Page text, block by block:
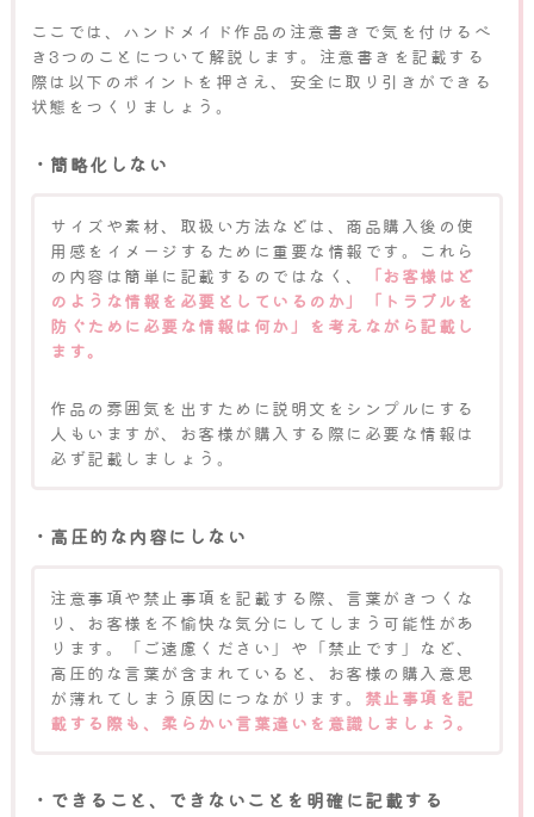
ここでは、ハンドメイド作品の注意書きで気を付けるべ
き3つのことについて解説します。注意書きを記載する
際は以下のポイントを押さえ、安全に取り引きができる
状態をつくりましょう。
・簡略化しない
サイズや素材、取扱い方法などは、商品購入後の使
用感をイメージするために重要な情報です。これら
の内容は簡単に記載するのではなく、
「お客様はど
のような情報を必要としているのか」「トラブルを
防ぐために必要な情報は何か」を考えながら記載し
ます。
作品の雰囲気を出すために説明文をシンプルにする
人もいますが、お客様が購入する際に必要な情報は
必ず記載しましょう。
・高圧的な内容にしない
注意事項や禁止事項を記載する際、言葉がきつくな
り、お客様を不愉快な気分にしてしまう可能性があ
ります。「ご遠慮ください」や「禁止です」など、
高圧的な言葉が含まれていると、お客様の購入意思
が薄れてしまう原因につながります。 禁止事項を記
載する際も、柔らかい言葉遣いを意識しましょう。
・できること、できないことを明確に記載する